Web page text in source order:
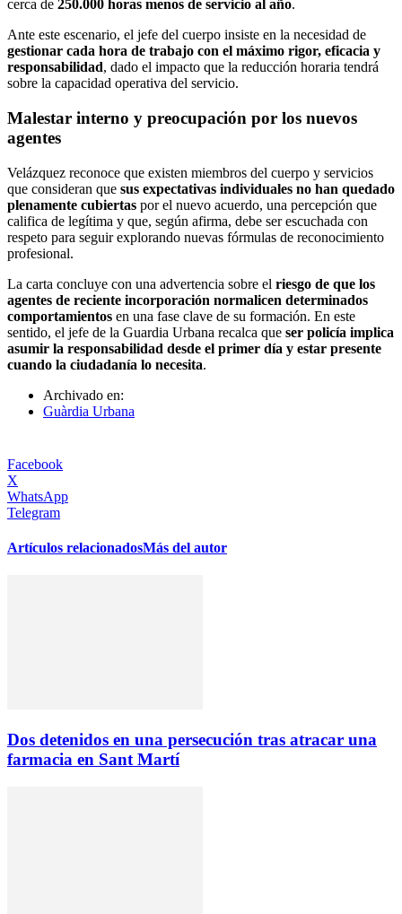
cerca de 250.000 horas menos de servicio al año.
Ante este escenario, el jefe del cuerpo insiste en la necesidad de
gestionar cada hora de trabajo con el máximo rigor, eficacia y
responsabilidad, dado el impacto que la reducción horaria tendrá
sobre la capacidad operativa del servicio.
Malestar interno y preocupación por los nuevos
agentes
Velázquez reconoce que existen miembros del cuerpo y servicios
que consideran que sus expectativas individuales no han quedado
plenamente cubiertas por el nuevo acuerdo, una percepción que
califica de legítima y que, según afirma, debe ser escuchada con
respeto para seguir explorando nuevas fórmulas de reconocimiento
profesional.
La carta concluye con una advertencia sobre el riesgo de que los
agentes de reciente incorporación normalicen determinados
comportamientos en una fase clave de su formación. En este
sentido, el jefe de la Guardia Urbana recalca que ser policía implica
asumir la responsabilidad desde el primer día y estar presente
cuando la ciudadanía lo necesita.
Archivado en:
Guàrdia Urbana
Facebook
X
WhatsApp
Telegram
Artículos relacionadosMás del autor
Dos detenidos en una persecución tras atracar una
farmacia en Sant Martí